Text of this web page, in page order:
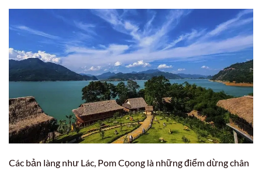
Các bản làng như Lác, Pom Cọong là những điểm dừng chân